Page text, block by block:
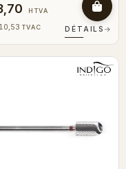
HTVA
TVAC DÉTAILS →